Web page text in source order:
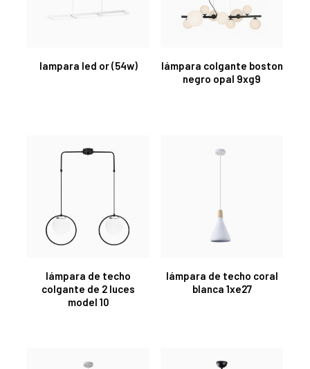
lampara led or (54w)
lámpara colgante boston
negro opal 9xg9
lámpara de techo
colgante de 2 luces
model 10
lámpara de techo coral
blanca 1xe27